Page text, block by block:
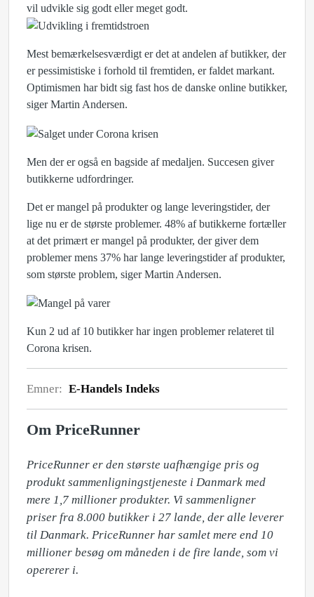
vil udvikle sig godt eller meget godt.
Mest bemærkelsesværdigt er det at andelen af butikker, der
er pessimistiske i forhold til fremtiden, er faldet markant.
Optimismen har bidt sig fast hos de danske online butikker,
siger Martin Andersen.
Men der er også en bagside af medaljen. Succesen giver
butikkerne udfordringer.
Det er mangel på produkter og lange leveringstider, der
lige nu er de største problemer. 48% af butikkerne fortæller
at det primært er mangel på produkter, der giver dem
problemer mens 37% har lange leveringstider af produkter,
som største problem, siger Martin Andersen.
Kun 2 ud af 10 butikker har ingen problemer relateret til
Corona krisen.
Emner: E-Handels Indeks
Om PriceRunner
PriceRunner er den største uafhængige pris og
produkt sammenligningstjeneste i Danmark med
mere 1,7 millioner produkter. Vi sammenligner
priser fra 8.000 butikker i 27 lande, der alle leverer
til Danmark. PriceRunner har samlet mere end 10
millioner besøg om måneden i de fire lande, som vi
opererer i.